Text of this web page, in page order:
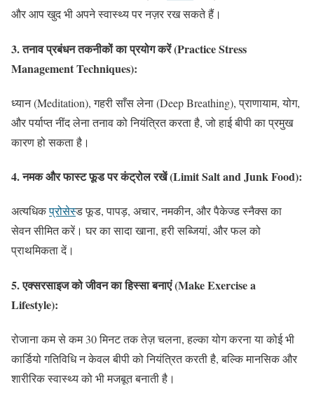
और आप खुद भी अपने स्वास्थ्य पर नज़र रख सकते हैं।
3.तनाव प्रबंधन तकनीकों का प्रयोग करें (Practice Stress
Management Techniques):
ध्यान (Meditation), गहरी साँस लेना (Deep Breathing), प्राणायाम, योग,
और पर्याप्त नींद लेना तनाव को नियंत्रित करता है, जो हाई बीपी का प्रमुख
कारण हो सकता है।
4.नमक और फास्ट फूड पर कंट्रोल रखें (Limit Salt and Junk Food):
अत्यधिकप्रोसेस्ड फूड, पापड़, अचार, नमकीन, और पैकेज्ड स्नैक्स का
सेवन सीमित करें। घर का सादा खाना, हरी सब्जियां, और फल को
प्राथमिकता दें।
5.एक्सरसाइज को जीवन का हिस्सा बनाएं (Make Exercise a
Lifestyle):
रोजाना कम से कम 30 मिनट तक तेज़ चलना, हल्का योग करना या कोई भी
कार्डियो गतिविधि न केवल बीपी को नियंत्रित करती है, बल्कि मानसिक और
शारीरिक स्वास्थ्य को भी मजबूत बनाती है।